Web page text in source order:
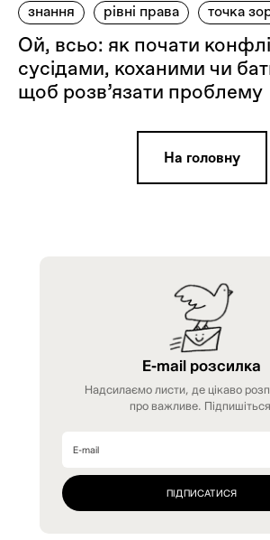
знання рівні права точка
Ой, всьо: як почати
сусідами, коханими чи
щоб розв’язати проблему
На головну
E-mail розсилка
Надсилаємо листи, де цікаво
про важливе.